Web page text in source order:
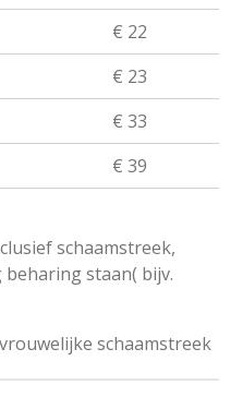
€ 22
€ 23
€ 33
€ 39
schaamstreek,
staan( bijv.
schaamstreek